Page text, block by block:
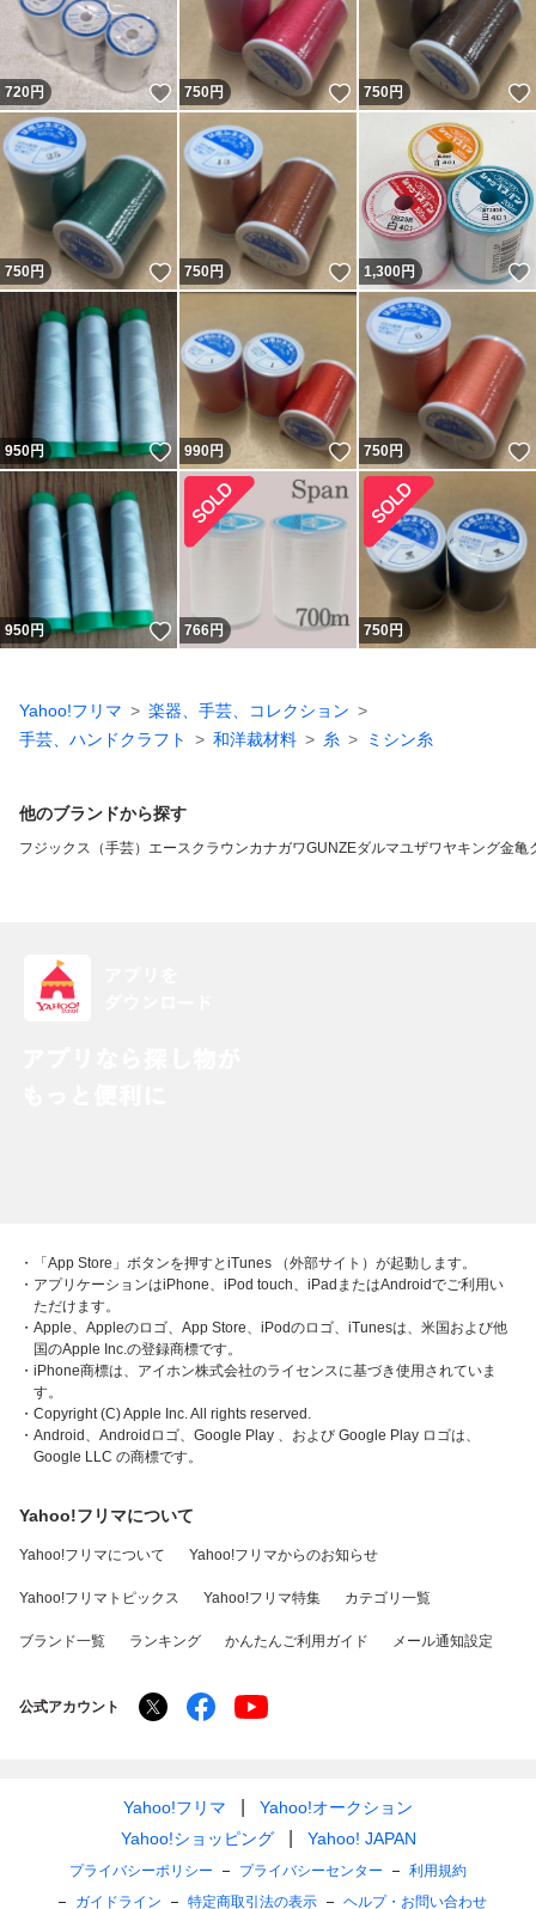
720円 いいね！
750円 いいね！
750円
750円 いいね！
750円 いいね！
1,300円
950円 いいね！
990円 いいね！
750円
950円 いいね！
766円 750円
Yahoo!フリマ
楽器、手芸、コレクション
手芸、ハンドクラフト
和洋裁材料 糸 ミシン糸
他のブランドから探す
フジックス（手芸） エースクラウンカナガワGUNZEダルマユザワヤキング金亀
・「App Store」ボタンを押すとiTunes （外部サイト）が起動します。
・アプリケーションはiPhone、iPod touch、iPadまたはAndroidでご利用い
ただけます。
・Apple、Appleのロゴ、App Store、iPodのロゴ、iTunesは、米国および他
国のApple Inc.の登録商標です。
・iPhone商標は、アイホン株式会社のライセンスに基づき使用されていま
す。
・Copyright (C) Apple Inc. All rights reserved.
・Android、Androidロゴ、Google Play 、および Google Play ロゴは、
Google LLC の商標です。
Yahoo!フリマについて
Yahoo!フリマについて Yahoo!フリマからのお知らせ
Yahoo!フリマトピックス Yahoo!フリマ特集 カテゴリ一覧
ブランド一覧 ランキング かんたんご利用ガイド メール通知設定
公式アカウント
Yahoo!フリマ
Yahoo!オークション
Yahoo!ショッピング
Yahoo! JAPAN
プライバシーポリシー プライバシーセンター
利用規約
ガイドライン
特定商取引法の表示 ヘルプ・お問い合わせ